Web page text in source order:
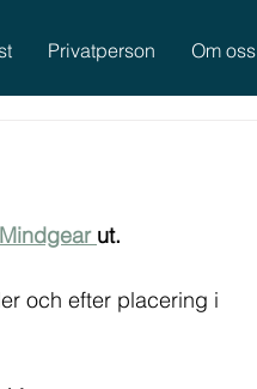
Privatperson Om oss
Mindgear ut.
och efter placering i